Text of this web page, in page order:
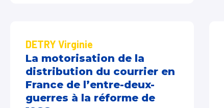
DETRY Virginie
La motorisation de la
distribution du courrier en
France de l’entre-deux-
guerres à la réforme de